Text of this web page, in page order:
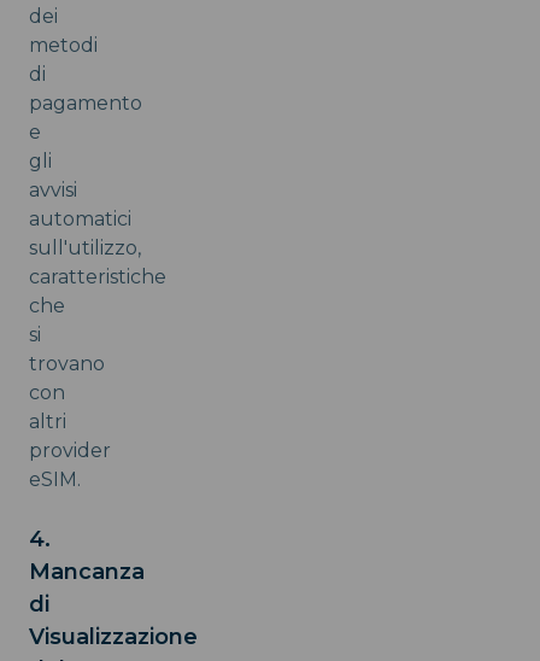
dei
metodi
di
pagamento
e
gli
avvisi
automatici
sull'utilizzo,
caratteristiche
che
si
trovano
con
altri
provider
eSIM.
4.
Mancanza
di
Visualizzazione